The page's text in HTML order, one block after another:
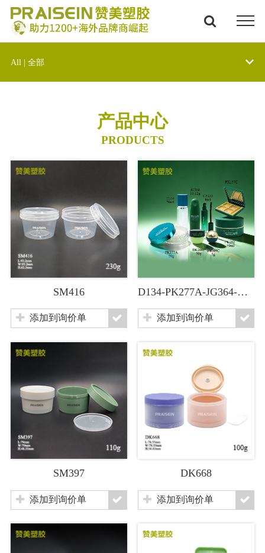
All | 全部
产品中心
PRODUCTS
SM416
添加到询价单
D134-PK277A-JG364-CP235-DK200F-SY309C-PK282-PK157C
添加到询价单
SM397
添加到询价单
DK668
添加到询价单